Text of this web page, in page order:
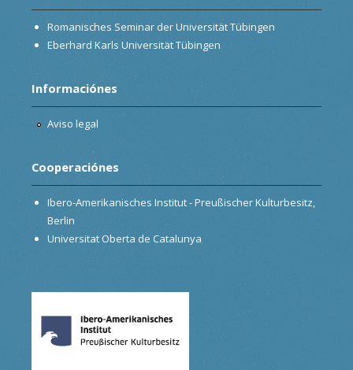
Romanisches Seminar der Universität Tübingen
Eberhard Karls Universität Tübingen
Informaciónes
Aviso legal
Cooperaciónes
Ibero-Amerikanisches Institut - Preußischer Kulturbesitz,
Berlin
Universitat Oberta de Catalunya